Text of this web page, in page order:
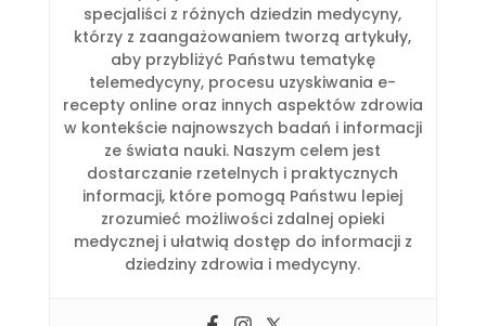
specjaliści z różnych dziedzin medycyny,
którzy z zaangażowaniem tworzą artykuły,
aby przybliżyć Państwu tematykę
telemedycyny, procesu uzyskiwania e-
recepty online oraz innych aspektów zdrowia
w kontekście najnowszych badań i informacji
ze świata nauki. Naszym celem jest
dostarczanie rzetelnych i praktycznych
informacji, które pomogą Państwu lepiej
zrozumieć możliwości zdalnej opieki
medycznej i ułatwią dostęp do informacji z
dziedziny zdrowia i medycyny.